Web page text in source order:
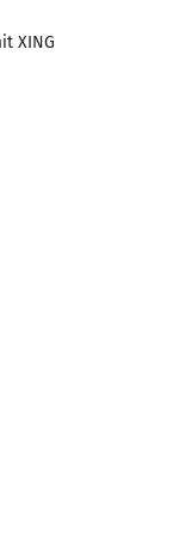
XING